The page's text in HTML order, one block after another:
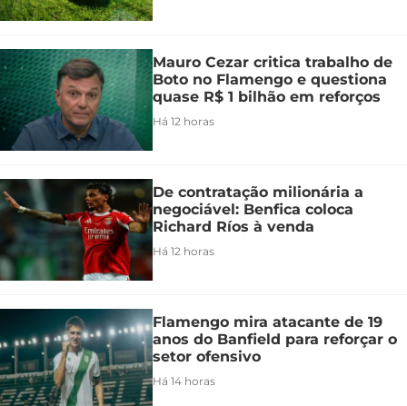
Mauro Cezar critica trabalho de
Boto no Flamengo e questiona
quase R$ 1 bilhão em reforços
Há 12 horas
De contratação milionária a
negociável: Benfica coloca
Richard Ríos à venda
Há 12 horas
Flamengo mira atacante de 19
anos do Banfield para reforçar o
setor ofensivo
Há 14 horas